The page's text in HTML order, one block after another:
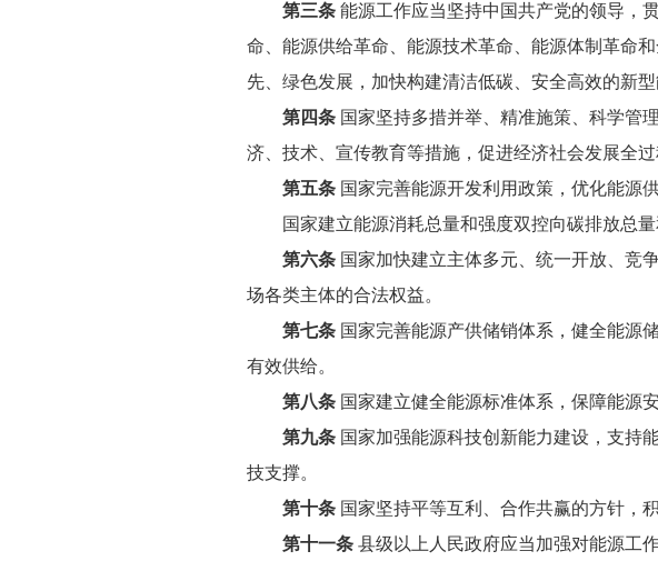
第三条 能源工作应当坚持中国共产党的领导，
命、能源供给革命、能源技术革命、能源体制革命
先、绿色发展，加快构建清洁低碳、安全高效的新型
第四条 国家坚持多措并举、精准施策、科学管
济、技术、宣传教育等措施，促进经济社会发展全
第五条 国家完善能源开发利用政策，优化能源
国家建立能源消耗总量和强度双控向碳排放总量
第六条 国家加快建立主体多元、统一开放、竞
场各类主体的合法权益。
第七条 国家完善能源产供储销体系，健全能源
有效供给。
第八条 国家建立健全能源标准体系，保障能源
第九条 国家加强能源科技创新能力建设，支持
技支撑。
第十条 国家坚持平等互利、合作共赢的方针，
第十一条 县级以上人民政府应当加强对能源工